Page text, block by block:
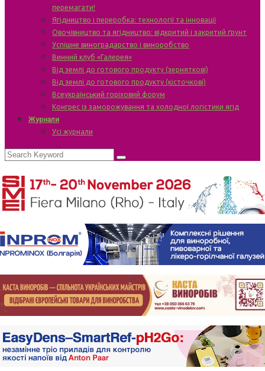
перемагати!
Ягідництво і переробка: технології та інновації
Овочівництво та ягідництво: відкритий і закритий ґрунт
Успішне виноградарство і виноробство
Винний клуб «Галерея»
Від землі до готового продукту (зерняткові)
Від землі до готового продукту (кісточкові)
Всеукраїнський горіховий форум
Конгрес із заморожування та холодної логістики ягід
Журнали
Усі журнали